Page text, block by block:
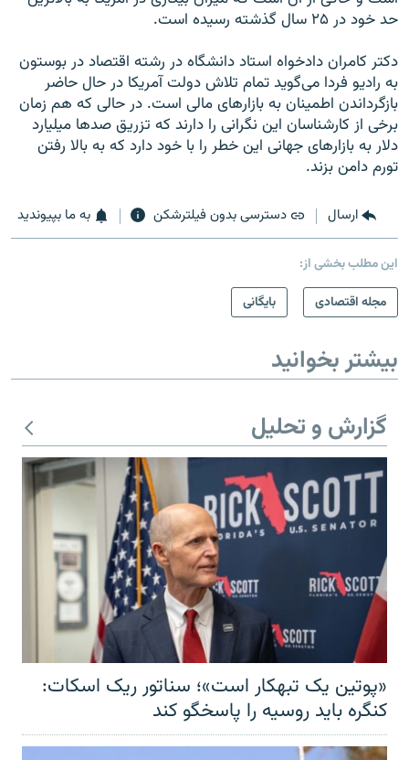
حد خود در ۲۵ سال گذشته رسیده است.
دکتر کامران دادخواه استاد دانشگاه در رشته اقتصاد در بوستون
به رادیو فردا می‌گوید تمام تلاش دولت آمریکا در حال حاضر
بازگرداندن اطمینان به بازارهای مالی است. در حالی که هم زمان
برخی از کارشناسان این نگرانی را دارند که تزریق صدها میلیارد
دلار به بازارهای جهانی این خطر را با خود دارد که به بالا رفتن
تورم دامن بزند.
ارسال دسترسی بدون فیلترشکن به ما بپیوندید
این مطلب بخشی از:
مجله اقتصادی
بایگانی
بیشتر بخوانید
گزارش و تحلیل
«پوتین یک تبهکار است»؛ سناتور ریک اسکات:
کنگره باید روسیه را پاسخگو کند